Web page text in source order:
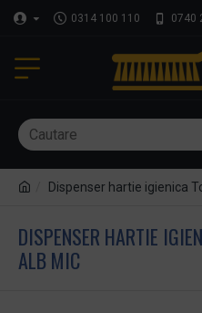
0314 100 110 0740
Dispenser hartie igienica
DISPENSER HARTIE
ALB MIC